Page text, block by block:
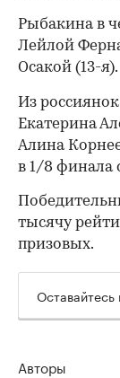
Рыбакина в
Лейлой
Осакой (13-я).
Из
Екатерина
Алина
в 1/8 финала
тысячу
призовых.
Оставайтесь
Авторы